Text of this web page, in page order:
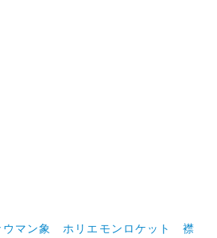
ウマン象 ホリエモンロケット 襟